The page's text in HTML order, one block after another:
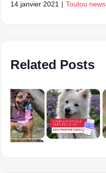
14 janvier 2021 | Toutou news
Related Posts